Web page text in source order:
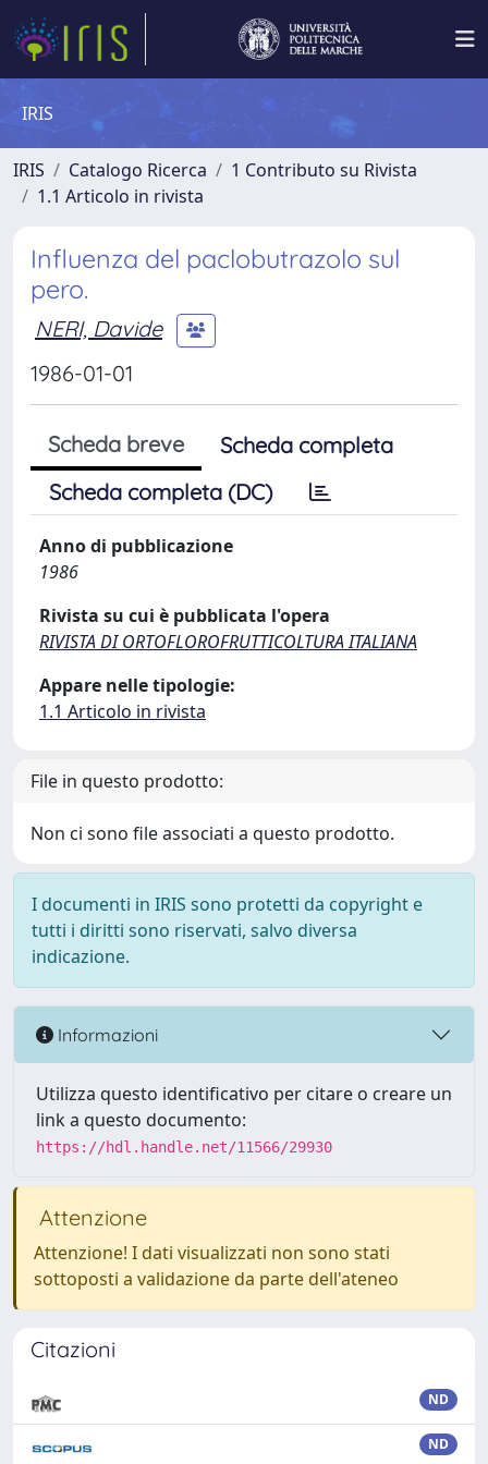
IRIS
IRIS Catalogo Ricerca
1 Contributo su Rivista
1.1 Articolo in rivista
Influenza del paclobutrazolo sul
pero.
NERI, Davide
1986-01-01
Scheda breve
Scheda completa
Scheda completa (DC)
Anno di pubblicazione
1986
Rivista su cui è pubblicata l'opera
RIVISTA DI ORTOFLOROFRUTTICOLTURA ITALIANA
Appare nelle tipologie:
1.1 Articolo in rivista
File in questo prodotto:
Non ci sono file associati a questo prodotto.
I documenti in IRIS sono protetti da copyright e
tutti i diritti sono riservati, salvo diversa
indicazione.
Informazioni
Utilizza questo identificativo per citare o creare un
link a questo documento:
https://hdl.handle.net/11566/29930
Attenzione
Attenzione! I dati visualizzati non sono stati
sottoposti a validazione da parte dell'ateneo
Citazioni
ND
ND